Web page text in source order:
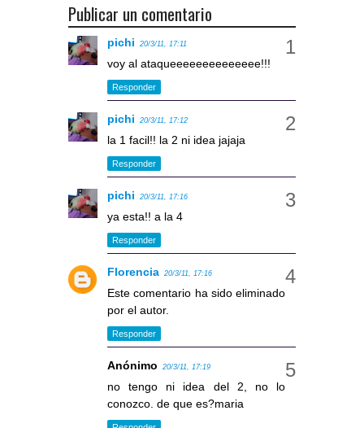
Publicar un comentario
pichi 20/3/11, 17:11
voy al ataqueeeeeeeeeeeeee!!!
Responder
pichi 20/3/11, 17:12
la 1 facil!! la 2 ni idea jajaja
Responder
pichi 20/3/11, 17:16
ya esta!! a la 4
Responder
Florencia 20/3/11, 17:16
Este comentario ha sido eliminado
por el autor.
Responder
Anónimo 20/3/11, 17:19
no tengo ni idea del 2, no lo
conozco. de que es?maria